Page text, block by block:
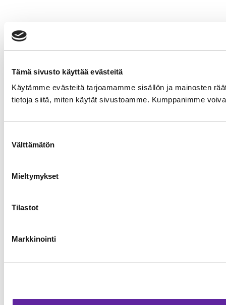
Tämä sivusto käyttää evästeitä
Käytämme evästeitä tarjoamamme sisällön ja mainosten
tietoja siitä, miten käytät sivustoamme. Kumppanimme
valinta
Välttämätön
Mieltymykset
Tilastot
Markkinointi